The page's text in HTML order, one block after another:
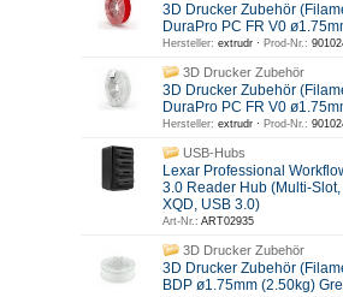
3D Drucker Zubehör
DuraPro PC FR V0
Hersteller: extrudr · Prod-Nr.:
3D Drucker Zubehör
3D Drucker Zubehör
DuraPro PC FR V0
Hersteller: extrudr · Prod-Nr.:
USB-Hubs
Lexar Professional
3.0 Reader Hub (Multi-
XQD, USB 3.0)
Art-Nr.: ART02935
3D Drucker Zubehör
3D Drucker Zubehör
BDP ø1.75mm (2.50kg)